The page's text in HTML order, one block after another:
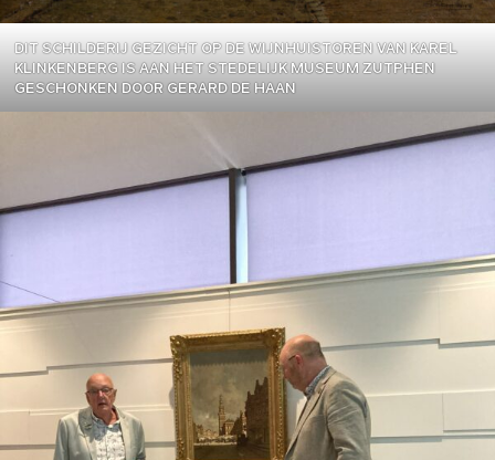
DIT SCHILDERIJ GEZICHT OP DE WIJNHUISTOREN VAN KAREL
KLINKENBERG IS AAN HET STEDELIJK MUSEUM ZUTPHEN
GESCHONKEN DOOR GERARD DE HAAN